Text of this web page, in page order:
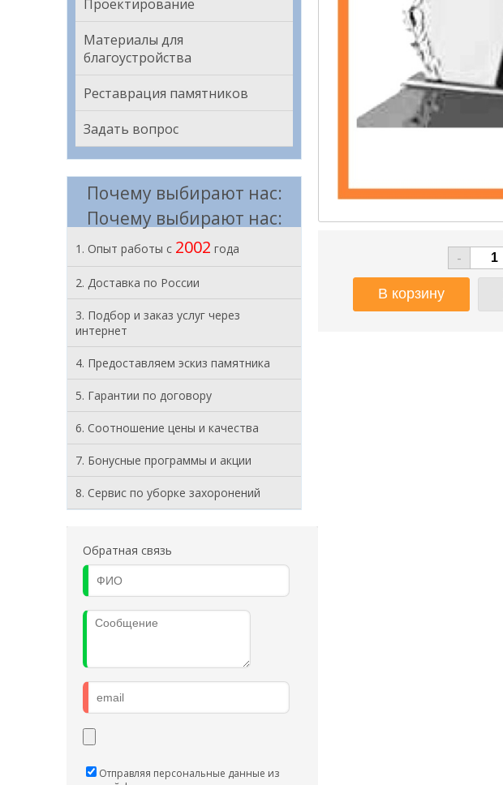
Проектирование
Материалы для
благоустройства
Реставрация памятников
Задать вопрос
Почему выбирают нас:
Почему выбирают нас:
1. Опыт работы с 2002 года
2. Доставка по России
3. Подбор и заказ услуг через
интернет
4. Предоставляем эскиз памятника
5. Гарантии по договору
6. Соотношение цены и качества
7. Бонусные программы и акции
8. Cервис по уборке захоронений
Обратная связь
Отправляя персональные данные из
-